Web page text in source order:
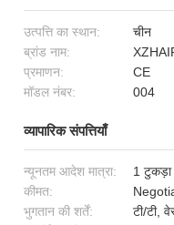
उत्पत्ति का स्थान:
चीन
ब्रांड नाम:
प्रमाणन:
CE
मॉडल नंबर:
004
व्यापारिक संपत्तियाँ
न्यूनतम आदेश मात्रा:
1 टुकड़ा
कीमत:
भुगतान की शर्तें:
टी/टी,